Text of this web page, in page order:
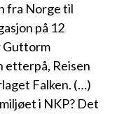
fra Norge til
på 12
Guttorm
etterpå, Reisen
Falken. (…)
i NKP? Det